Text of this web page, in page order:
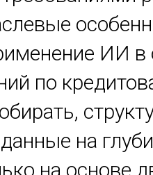
ИИ в
по
на
на основе